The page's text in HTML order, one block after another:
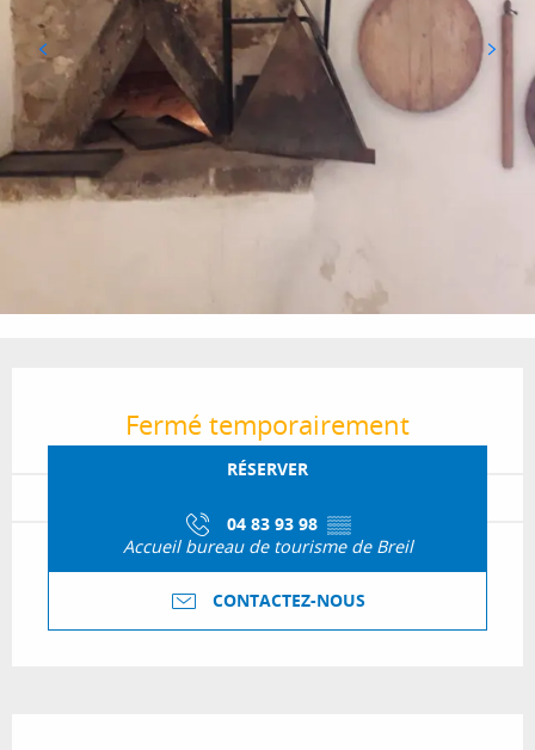
Fermé temporairement
RÉSERVER
04 83 93 98 ▒▒
Accueil bureau de tourisme de Breil
CONTACTEZ-NOUS